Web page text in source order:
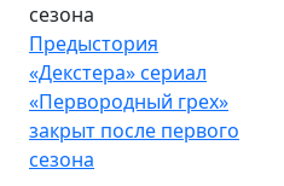
сезона
Предыстория
«Декстера» сериал
«Первородный грех»
закрыт после первого
сезона